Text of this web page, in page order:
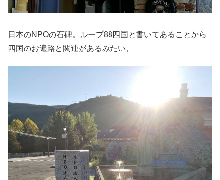
日本のNPOの石碑。ループ88四国と書いてあることから
四国のお遍路と関連があるみたい。